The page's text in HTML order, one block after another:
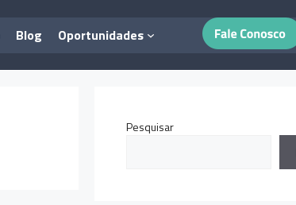
Blog Oportunidades
Pesquisar